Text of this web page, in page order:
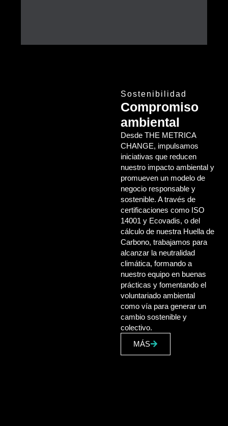
Sostenibilidad
Compromiso
ambiental
Desde THE METRICA
CHANGE, impulsamos
iniciativas que reducen
nuestro impacto ambiental y
promueven un modelo de
negocio responsable y
sostenible. A través de
certificaciones como ISO
14001 y Ecovadis, o del
cálculo de nuestra Huella de
Carbono, trabajamos para
alcanzar la neutralidad
climática, formando a
nuestro equipo en buenas
prácticas y fomentando el
voluntariado ambiental
como vía para generar un
cambio sostenible y
colectivo.
MÁS